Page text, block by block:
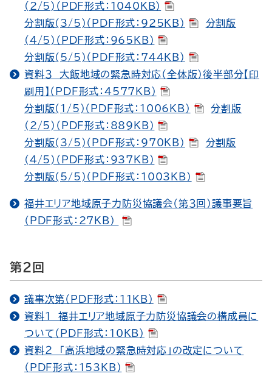
(2/5)（PDF形式：1040KB）
分割版(3/5)（PDF形式：925KB）
分割版
(4/5)（PDF形式：965KB）
分割版(5/5)（PDF形式：744KB）
資料３ 大飯地域の緊急時対応（全体版）後半部分【印
刷用】（PDF形式：4577KB）
分割版(1/5)（PDF形式：1006KB）
分割版
(2/5)（PDF形式：889KB）
分割版(3/5)（PDF形式：970KB）
分割版
(4/5)（PDF形式：937KB）
分割版(5/5)（PDF形式：1003KB）
福井エリア地域原子力防災協議会（第３回）議事要旨
（PDF形式：27KB）
第２回
議事次第（PDF形式：11KB）
資料１ 福井エリア地域原子力防災協議会の構成員に
ついて（PDF形式：10KB）
資料２ 「高浜地域の緊急時対応」の改定について
（PDF形式：153KB）